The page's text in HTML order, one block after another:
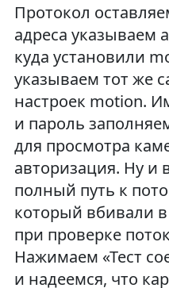
Протокол
адреса указываем
куда установили
указываем тот же
настроек motion.
и пароль
для просмотра
авторизация. Ну и
полный путь к
который вбивали в
при проверке
Нажимаем «Тест
и надеемся, что